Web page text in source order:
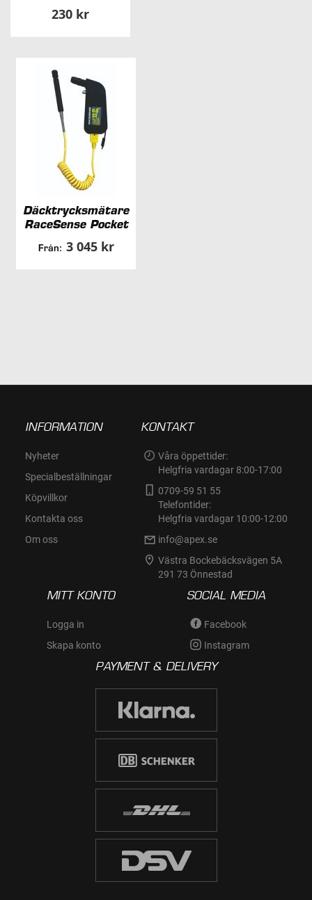
230 kr
Däcktrycksmätare
RaceSense Pocket
Från: 3 045 kr
INFORMATION
Nyheter
Specialbeställningar
Köpvillkor
Kontakta oss
Om oss
KONTAKT
Våra öppettider:
Helgfria vardagar 8:00-17:00
0709-59 51 55
Telefontider:
Helgfria vardagar 10:00-12:00
info@apex.se
Västra Bockebäcksvägen 5A
291 73 Önnestad
MITT KONTO
Logga in
Skapa konto
SOCIAL MEDIA
Facebook
Instagram
PAYMENT & DELIVERY